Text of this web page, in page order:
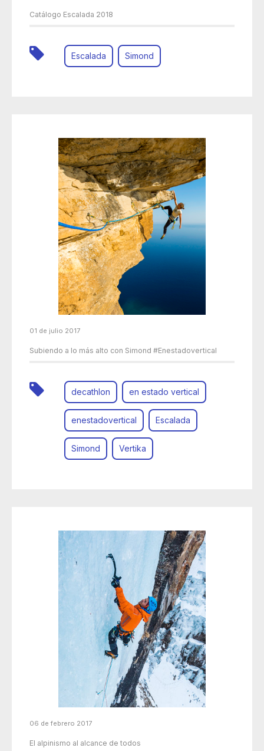
Catálogo Escalada 2018
Escalada Simond
01 de julio 2017
Subiendo a lo más alto con Simond #Enestadovertical
decathlon en estado vertical
enestadovertical Escalada
Simond Vertika
06 de febrero 2017
El alpinismo al alcance de todos